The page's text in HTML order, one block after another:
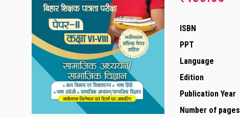
X-Y GROUP
Medical Entrances:
M Sc Entrance Examination
NEET
State Government Exams:
State Government Exams
Madhya Pradesh
Rajasthan
ISBN
PPT
Language
Edition
Publication Year
Number of pages